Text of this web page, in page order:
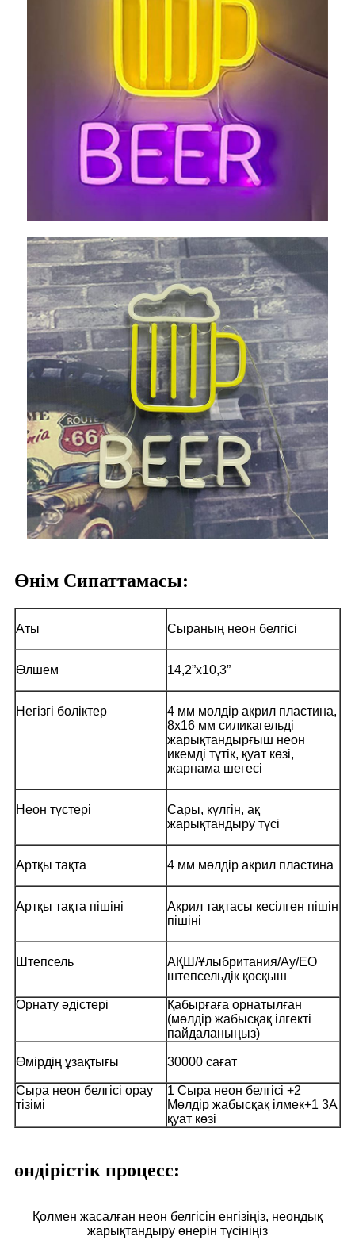
Өнім Сипаттамасы:
Аты Сыраның неон белгісі
Өлшем 14,2”x10,3”
Негізгі бөліктер
4 мм мөлдір акрил пластина,
8x16 мм силикагельді
жарықтандырғыш неон
икемді түтік, қуат көзі,
жарнама шегесі
Неон түстері
Сары, күлгін, ақ
жарықтандыру түсі
Артқы тақта 4 мм мөлдір акрил пластина
Артқы тақта пішіні
Акрил тақтасы кесілген пішін
пішіні
Штепсель
АҚШ/Ұлыбритания/Ау/ЕО
штепсельдік қосқыш
Орнату әдістері
Қабырғаға орнатылған
(мөлдір жабысқақ ілгекті
пайдаланыңыз)
Өмірдің ұзақтығы 30000 сағат
Сыра неон белгісі орау
тізімі
1 Сыра неон белгісі +2
Мөлдір жабысқақ ілмек+1 3А
қуат көзі
өндірістік процесс:
Қолмен жасалған неон белгісін енгізіңіз, неондық
жарықтандыру өнерін түсініңіз